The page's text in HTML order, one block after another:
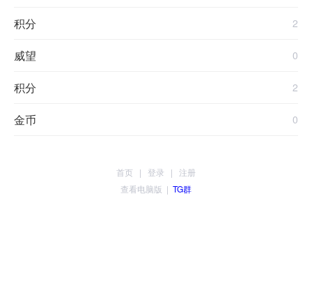
积分 2
威望 0
积分 2
金币 0
首页 | 登录 | 注册
查看电脑版 | TG群